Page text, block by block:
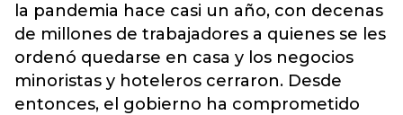
la pandemia hace casi un año, con decenas
de millones de trabajadores a quienes se les
ordenó quedarse en casa y los negocios
minoristas y hoteleros cerraron. Desde
entonces, el gobierno ha comprometido